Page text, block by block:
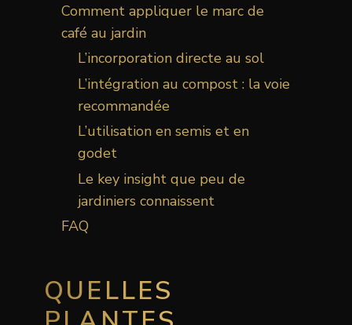
Comment appliquer le marc de
café au jardin
L’incorporation directe au sol
L’intégration au compost : la voie
recommandée
L’utilisation en semis et en
godet
Le key insight que peu de
jardiniers connaissent
FAQ
QUELLES